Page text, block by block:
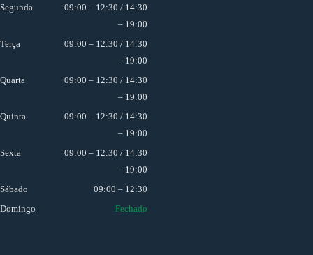
Segunda
09:00 – 12:30 / 14:30
– 19:00
Terça
09:00 – 12:30 / 14:30
– 19:00
Quarta
09:00 – 12:30 / 14:30
– 19:00
Quinta
09:00 – 12:30 / 14:30
– 19:00
Sexta
09:00 – 12:30 / 14:30
– 19:00
Sábado
09:00 – 12:30
Domingo
Fechado